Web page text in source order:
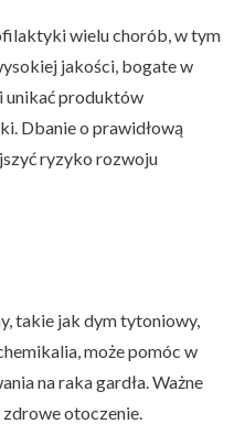
wielu chorób, w tym
jakości, bogate w
unikać produktów
Dbanie o prawidłową
ryzyko rozwoju
takie jak dym tytoniowy,
może pomóc w
na raka gardła. Ważne
zdrowe otoczenie.